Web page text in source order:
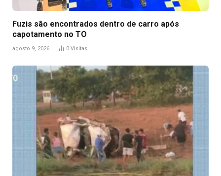
Fuzis são encontrados dentro de carro após
capotamento no TO
agosto 9, 2026 0 Visitas